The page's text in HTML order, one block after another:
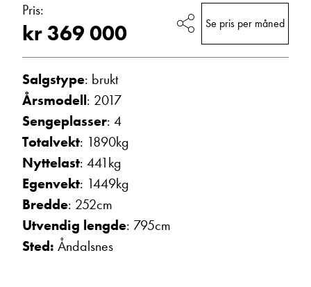
Morten Knutsen
Vis telefon
Pris:
kr 369 000 Se pris per måned
Salgstype: brukt
Årsmodell: 2017
Sengeplasser: 4
Totalvekt: 1890kg
Nyttelast: 441kg
Egenvekt: 1449kg
Bredde: 252cm
Utvendig lengde: 795cm
Sted: Åndalsnes